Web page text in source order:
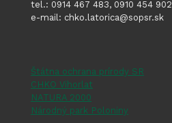
tel.: 0914 467 483, 0910 454 902
e-mail: chko.latorica@sopsr.sk
Štátna ochrana prírody SR
CHKO Vihorlat
NATURA 2000
Národný park Poloniny